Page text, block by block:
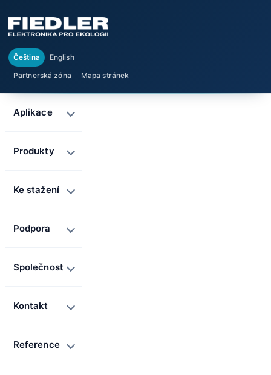
Čeština
English
Partnerská zóna
Mapa stránek
Aplikace
Produkty
Ke stažení
Podpora
Společnost
Kontakt
Reference